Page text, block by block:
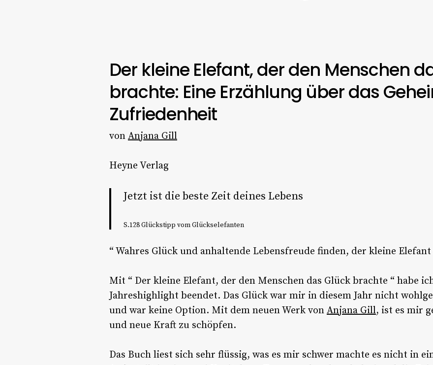
Der kleine Elefant, der den Menschen
brachte: Eine Erzählung über das
Zufriedenheit
von Anjana Gill
Heyne Verlag
Jetzt ist die beste Zeit deines Lebens
S.128 Glückstipp vom Glückselefanten
“ Wahres Glück und anhaltende Lebensfreude finden, der kleine
Mit “ Der kleine Elefant, der den Menschen das Glück brachte “ habe
Jahreshighlight beendet. Das Glück war mir in diesem Jahr nicht
und war keine Option. Mit dem neuen Werk von Anjana Gill, ist es mir
und neue Kraft zu schöpfen.
Das Buch liest sich sehr flüssig, was es mir schwer machte es nicht in